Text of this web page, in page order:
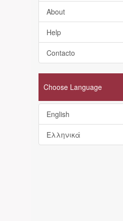
About
Help
Contacto
Choose Language
English
Ελληνικά